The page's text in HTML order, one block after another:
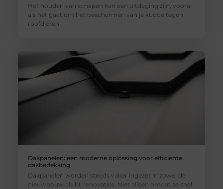
Het houden van schapen kan een uitdaging zijn, vooral
als het gaat om het beschermen van je kudde tegen
roofdieren
Dakpanelen: een moderne oplossing voor efficiënte
dakbedekking
Dakpanelen worden steeds vaker ingezet in zowel de
nieuwbouw als bij renovaties. Niet alleen omdat ze snel